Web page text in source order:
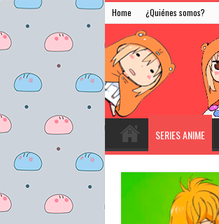
Home ¿Quiénes somos?
SERIES ANIME